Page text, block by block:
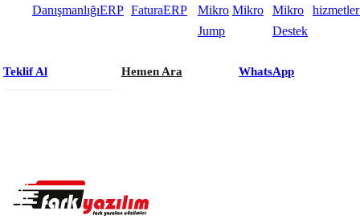
DanışmanlığıERP FaturaERP
Mikro
Jump
Mikro
Mikro
Destek
hizmetler
Teklif Al Hemen Ara WhatsApp